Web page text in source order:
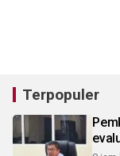
Terpopuler